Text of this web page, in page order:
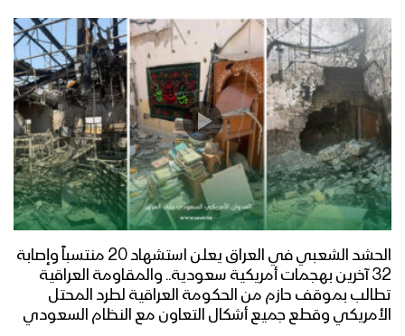
الحشد الشعبي في العراق يعلن استشهاد 20 منتسباً وإصابة
32 آخرين بهجمات أمريكية سعودية.. والمقاومة العراقية
تطالب بموقف حازم من الحكومة العراقية لطرد المحتل
الأمريكي وقطع جميع أشكال التعاون مع النظام السعودي